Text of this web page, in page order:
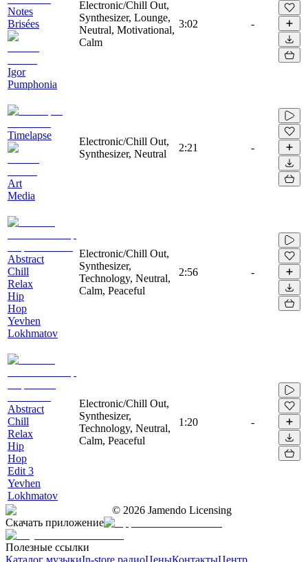
Notes
Brisées
Igor
Pumphonia
Electronic/Chill Out,
Synthesizer, Lounge,
Neutral, Motivational,
Calm
3:02 -
Timelapse
Art
Media
Electronic/Chill Out,
Synthesizer, Neutral
2:21 -
Abstract
Chill
Relax
Hip
Hop
Yevhen
Lokhmatov
Electronic/Chill Out,
Synthesizer,
Technology, Neutral,
Calm, Peaceful
2:56 -
Abstract
Chill
Relax
Hip
Hop
Edit 3
Yevhen
Lokhmatov
Electronic/Chill Out,
Synthesizer,
Technology, Neutral,
Calm, Peaceful
1:20 -
© 2026 Jamendo Licensing
Скачать приложение
Полезные ссылки
Каталог музыкиIn-store радиоЦеныКонтактыЦентр